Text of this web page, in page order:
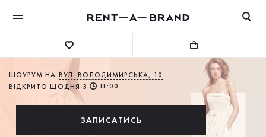
ШОУРУМ НА ВУЛ. ВОЛОДИМИРСЬКА, 10
ВІДКРИТО ЩОДНЯ З
11:00
ЗАПИСАТИСЬ